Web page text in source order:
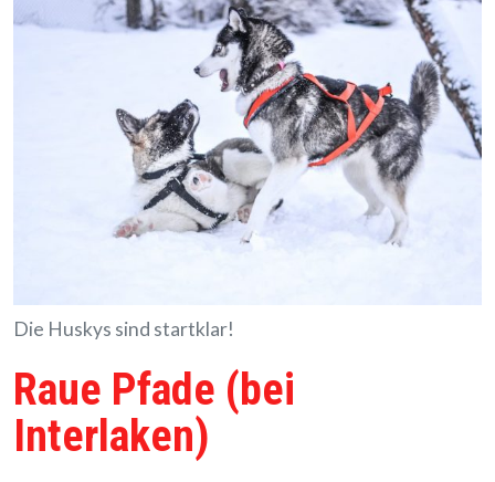
Die Huskys sind startklar!
Raue Pfade (bei
Interlaken)